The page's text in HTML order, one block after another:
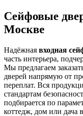
Сейфовые
Москве
Надёжная входная
часть интерьера,
Мы предлагаем
дверей напрямую от
переплат. Вся
стандартам
подбирается по
коттедж, дом или дача